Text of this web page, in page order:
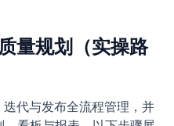
量规划（实操路
代与发布全流程管理，并